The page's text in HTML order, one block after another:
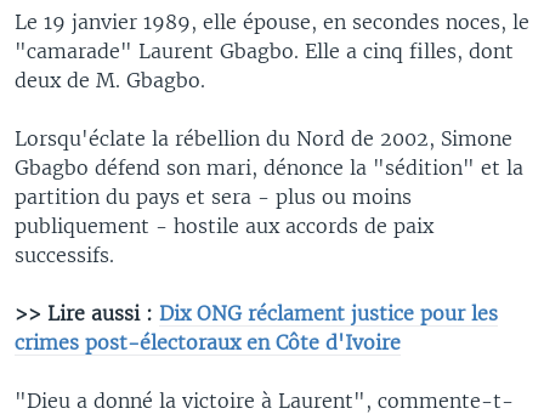
Le 19 janvier 1989, elle épouse, en secondes noces, le
"camarade" Laurent Gbagbo. Elle a cinq filles, dont
deux de M. Gbagbo.
Lorsqu'éclate la rébellion du Nord de 2002, Simone
Gbagbo défend son mari, dénonce la "sédition" et la
partition du pays et sera - plus ou moins
publiquement - hostile aux accords de paix
successifs.
>> Lire aussi : Dix ONG réclament justice pour les
crimes post-électoraux en Côte d'Ivoire
"Dieu a donné la victoire à Laurent", commente-t-